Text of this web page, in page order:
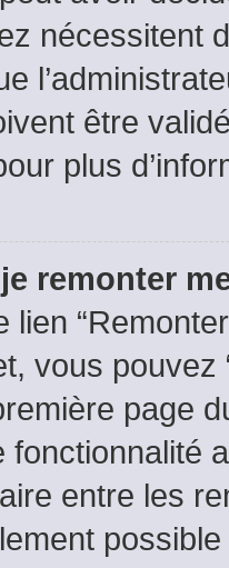
nécessitent
être
plus
remonter
lien
vous pouvez
page
fonctionnalité
entre les